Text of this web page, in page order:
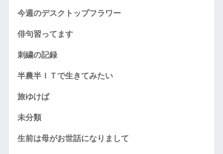
今週のデスクトップフラワー
俳句習ってます
刺繍の記録
半農半ＩＴで生きてみたい
旅ゆけば
未分類
生前は母がお世話になりまして